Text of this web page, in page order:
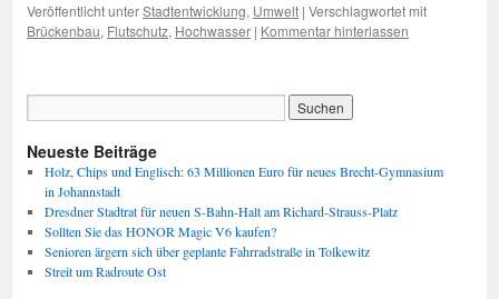
Veröffentlicht unterStadtentwicklung, Umwelt | Verschlagwortet mit
Brückenbau, Flutschutz, Hochwasser | Kommentar hinterlassen
Neueste Beiträge
Holz, Chips und Englisch: 63 Millionen Euro für neues Brecht-Gymnasium
in Johannstadt
Dresdner Stadtrat für neuen S-Bahn-Halt am Richard-Strauss-Platz
Sollten Sie das HONOR Magic V6 kaufen?
Senioren ärgern sich über geplante Fahrradstraße in Tolkewitz
Streit um Radroute Ost